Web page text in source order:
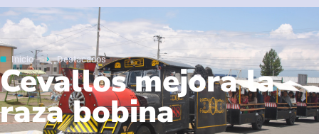
Inicio Destacados
Cevallos mejora la
raza bobina